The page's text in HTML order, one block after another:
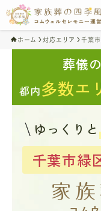
ホーム 対応エリア 千葉市
葬儀
都内多数エ
ゆっくりと
千葉市緑